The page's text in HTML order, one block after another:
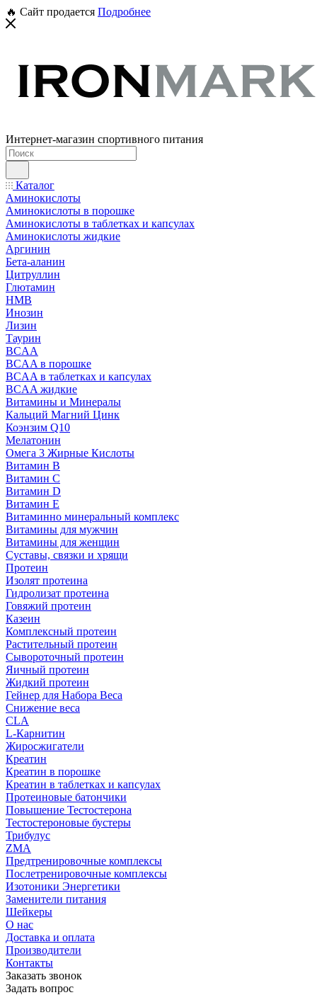
🔥 Сайт продается Подробнее
Интернет-магазин спортивного питания
Каталог
Аминокислоты
Аминокислоты в порошке
Аминокислоты в таблетках и капсулах
Аминокислоты жидкие
Аргинин
Бета-аланин
Цитруллин
Глютамин
HMB
Инозин
Лизин
Таурин
BCAA
BCAA в порошке
BCAA в таблетках и капсулах
BCAA жидкие
Витамины и Минералы
Кальций Магний Цинк
Коэнзим Q10
Мелатонин
Омега 3 Жирные Кислоты
Витамин B
Витамин C
Витамин D
Витамин E
Витаминно минеральный комплекс
Витамины для мужчин
Витамины для женщин
Суставы, связки и хрящи
Протеин
Изолят протеина
Гидролизат протеина
Говяжий протеин
Казеин
Комплексный протеин
Растительный протеин
Сывороточный протеин
Яичный протеин
Жидкий протеин
Гейнер для Набора Веса
Снижение веса
CLA
L-Карнитин
Жиросжигатели
Креатин
Креатин в порошке
Креатин в таблетках и капсулах
Протеиновые батончики
Повышение Тестостерона
Тестостероновые бустеры
Трибулус
ZMA
Предтренировочные комплексы
Послетренировочные комплексы
Изотоники Энергетики
Заменители питания
Шейкеры
О нас
Доставка и оплата
Производители
Контакты
Заказать звонок
Задать вопрос